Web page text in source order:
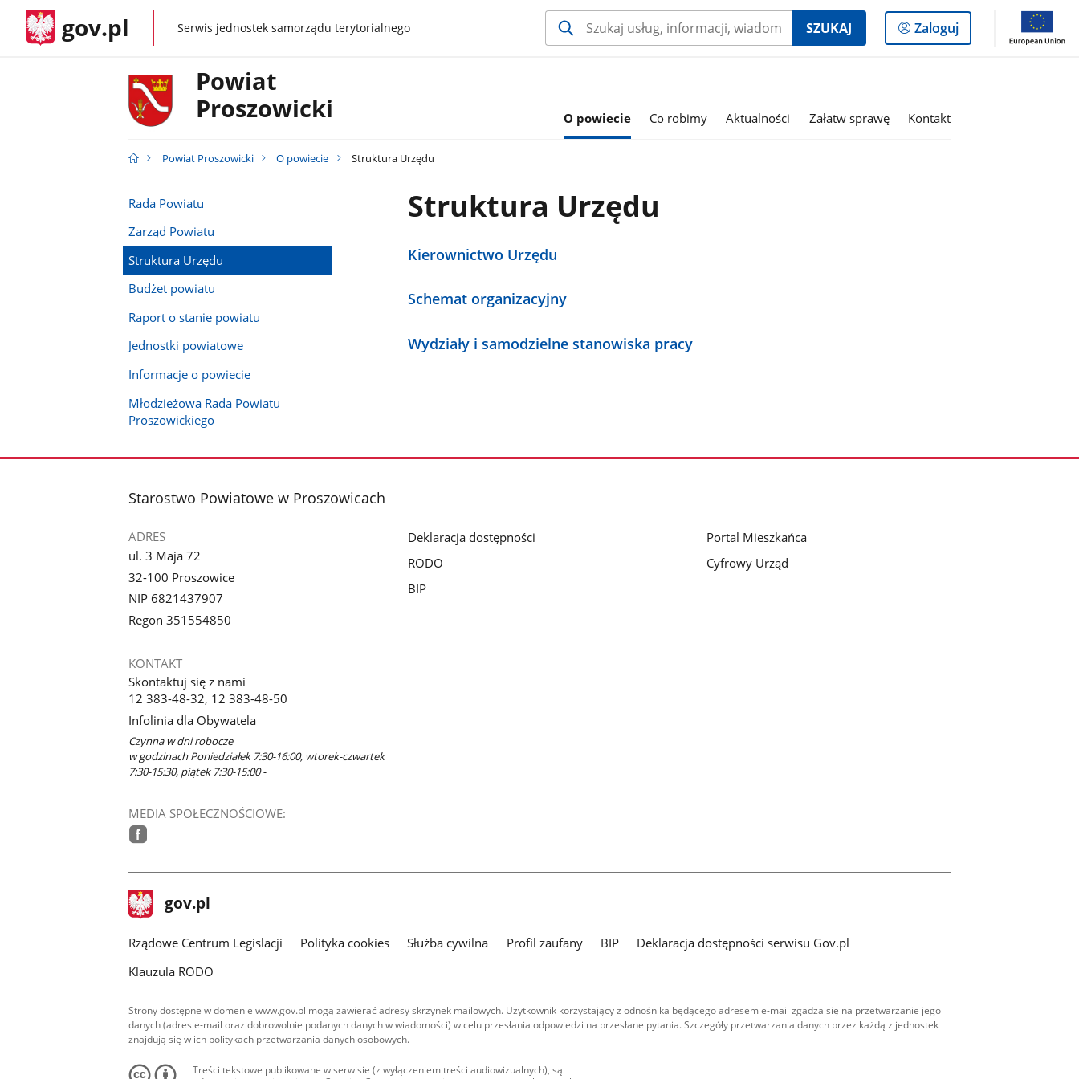
gov.pl gov.plSerwis jednostek samorządu terytorialnego SZUKAJ
Logowanie
do
Zaloguj
Powiat
Proszowicki
O powiecie Co robimy Aktualności Załatw sprawę Kontakt
Powiat Proszowicki O powiecie Struktura Urzędu
Rada Powiatu
Zarząd Powiatu
Struktura Urzędu
Budżet powiatu
Raport o stanie powiatu
Jednostki powiatowe
Informacje o powiecie
Młodzieżowa Rada Powiatu
Proszowickiego
Struktura Urzędu
Kierownictwo Urzędu
Schemat organizacyjny
Wydziały i samodzielne stanowiska pracy
stopka
Starostwo Powiatowe w Proszowicach
ADRES
ul. 3 Maja 72
32-100 Proszowice
NIP 6821437907
Regon 351554850
KONTAKT
Skontaktuj się z nami
12 383-48-32, 12 383-48-50
Infolinia dla Obywatela
Czynna w dni robocze
w godzinach Poniedziałek 7:30-16:00, wtorek-czwartek
7:30-15:30, piątek 7:30-15:00 -
MEDIA SPOŁECZNOŚCIOWE:
Deklaracja dostępności
RODO
BIP
Portal Mieszkańca
Cyfrowy Urząd
stopka
gov.pl Strona
gov.pl
Rządowe Centrum Legislacji Polityka cookies Służba cywilna Profil zaufany BIP
Deklaracja dostępności serwisu Gov.pl
Klauzula RODO
Strony dostępne w domenie www.gov.pl mogą zawierać adresy skrzynek mailowych. Użytkownik korzystający z odnośnika będącego adresem e-mail zgadza się na przetwarzanie jego
danych (adres e-mail oraz dobrowolnie podanych danych w wiadomości) w celu przesłania odpowiedzi na przesłane pytania. Szczegóły przetwarzania danych przez każdą z jednostek
znajdują się w ich politykach przetwarzania danych osobowych.
Treści tekstowe publikowane w serwisie (z wyłączeniem treści audiowizualnych), są